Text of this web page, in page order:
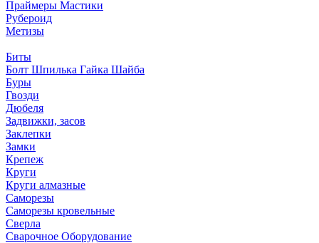
Праймеры Мастики
Рубероид
Метизы
Биты
Болт Шпилька Гайка Шайба
Буры
Гвозди
Дюбеля
Задвижки, засов
Заклепки
Замки
Крепеж
Круги
Круги алмазные
Саморезы
Саморезы кровельные
Сверла
Сварочное Оборудование